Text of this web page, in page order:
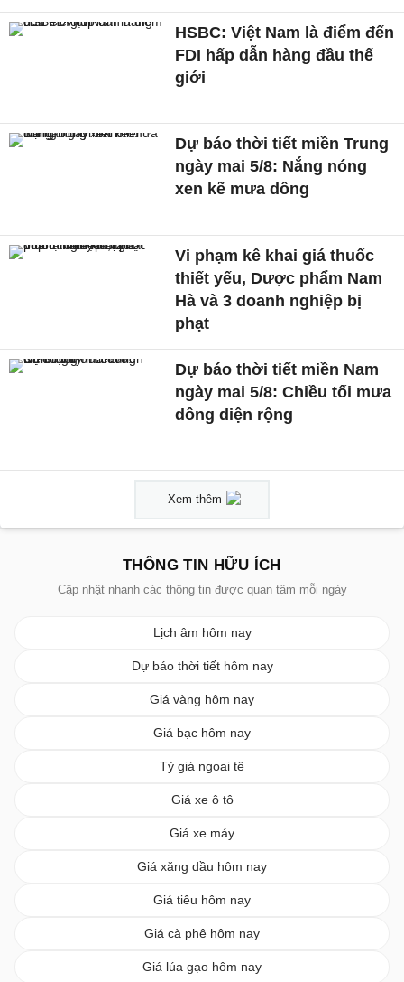
HSBC: Việt Nam là điểm đến
FDI hấp dẫn hàng đầu thế
giới
Dự báo thời tiết miền Trung
ngày mai 5/8: Nắng nóng
xen kẽ mưa dông
Vi phạm kê khai giá thuốc
thiết yếu, Dược phẩm Nam
Hà và 3 doanh nghiệp bị
phạt
Dự báo thời tiết miền Nam
ngày mai 5/8: Chiều tối mưa
dông diện rộng
Xem thêm
THÔNG TIN HỮU ÍCH
Cập nhật nhanh các thông tin được quan tâm mỗi ngày
Lịch âm hôm nay
Dự báo thời tiết hôm nay
Giá vàng hôm nay
Giá bạc hôm nay
Tỷ giá ngoại tệ
Giá xe ô tô
Giá xe máy
Giá xăng dầu hôm nay
Giá tiêu hôm nay
Giá cà phê hôm nay
Giá lúa gạo hôm nay